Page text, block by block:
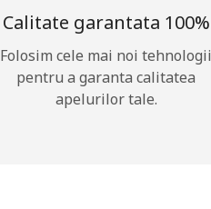
Calitate garantata 100%
Folosim cele mai noi tehnologii
pentru a garanta calitatea
apelurilor tale.